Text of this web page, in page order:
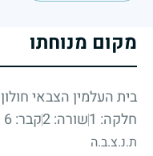
מקום מנוחתו
בית העלמין הצבאי חולון
חלקה: 1
שורה: 2 קבר: 6
ת.נ.צ.ב.ה